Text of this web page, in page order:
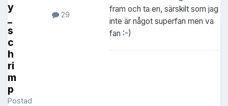
y
_
s
c
h
ri
m
p
Postad
29
fram och ta en, särskilt som jag
inte är något superfan men va
fan :-)